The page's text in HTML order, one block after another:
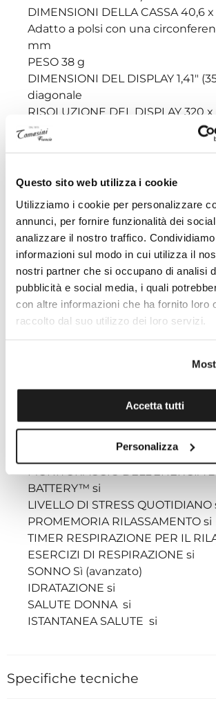
Questo sito web utilizza i cookie
Utilizziamo i cookie per personalizzare
annunci, per fornire funzionalità dei
analizzare il nostro traffico.
informazioni sul modo in cui utilizza il
nostri partner che si occupano di analisi
pubblicità e social media, i quali
con altre informazioni che ha fornito loro
raccolto dal suo utilizzo dei loro servizi.
Accetta tutti
Personalizza
DIMENSIONI DELLA CASSA 40,6 x
Adatto a polsi con una
mm
PESO 38 g
DIMENSIONI DEL DISPLAY 1,41″
diagonale
RISOLUZIONE DEL DISPLAY 320
SCHERMO A COLORI
DURATA DELLA BATTERIA
Modalità smartwatch con
Modalità GNSS solo GPS: fino a 26
Modalità GNSS tutti i sistemi: fino
METODO DI RICARICA
Garmin
MEMORIA/CRONOLOGIA 4 GB
Monitoraggio salute e benessere:
FREQUENZA CARDIACA A
si
AVVISI SULLA FREQUENZA
Sì (alto e basso)
BATTERY™ si
LIVELLO DI STRESS QUOTIDIANO
PROMEMORIA RILASSAMENTO si
TIMER RESPIRAZIONE PER IL
ESERCIZI DI RESPIRAZIONE si
SONNO Sì (avanzato)
IDRATAZIONE si
SALUTE DONNA si
ISTANTANEA SALUTE si
Specifiche tecniche